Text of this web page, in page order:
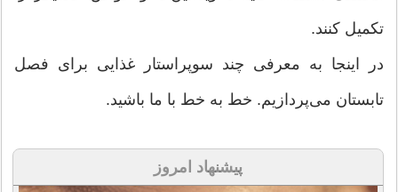
تکمیل کنند.
در اینجا به معرفی چند سوپراستار غذایی برای فصل
تابستان می‌پردازیم. خط به خط با ما باشید.
پیشنهاد امروز